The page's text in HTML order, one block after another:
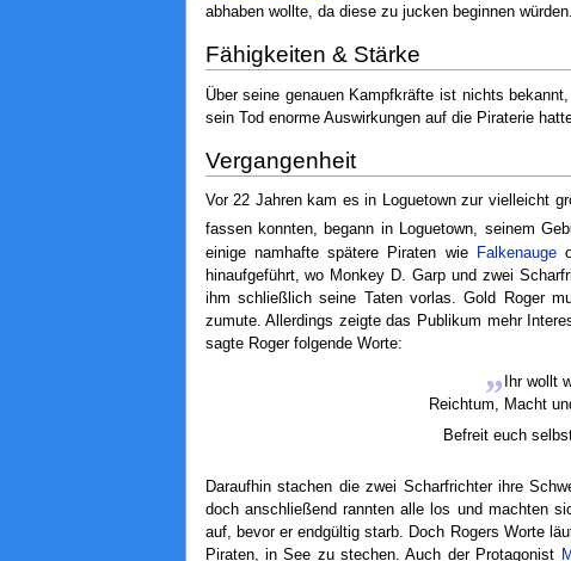
abhaben wollte, da diese zu jucken beginnen würden.
Fähigkeiten & Stärke
Über seine genauen Kampfkräfte ist nichts
sein Tod enorme Auswirkungen auf die Piraterie
Vergangenheit
Vor 22 Jahren kam es in Loguetown zur vielleicht
fassen konnten, begann in Loguetown, seinem
einige namhafte spätere Piraten wie
Falkenauge
hinaufgeführt, wo Monkey D. Garp und zwei
ihm schließlich seine Taten vorlas. Gold Roger
zumute. Allerdings zeigte das Publikum mehr
sagte Roger folgende Worte:
„ Ihr wollt
Reichtum, Macht
Befreit euch
Daraufhin stachen die zwei Scharfrichter ihre
doch anschließend rannten alle los und machten
auf, bevor er endgültig starb. Doch Rogers Worte
Piraten, in See zu stechen. Auch der Protagonist